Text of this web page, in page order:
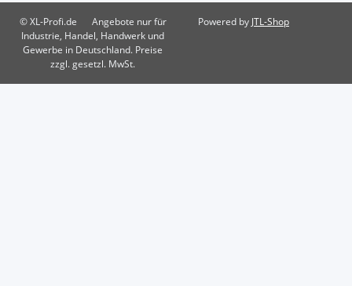
© XL-Profi.de
Angebote nur für
Industrie, Handel, Handwerk und
Gewerbe in Deutschland. Preise
zzgl. gesetzl. MwSt.
Powered by JTL-Shop